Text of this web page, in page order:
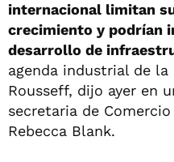
internacional limitan
crecimiento y podrían
desarrollo de
agenda industrial de
Rousseff, dijo ayer en
secretaria de
Rebecca Blank.